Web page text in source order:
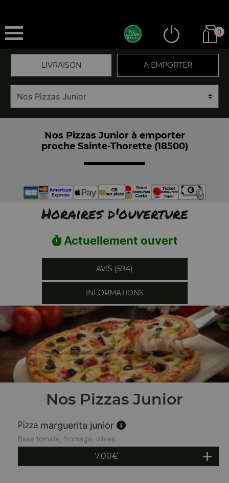
0
LIVRAISON A EMPORTER
Nos Pizzas Junior à emporter
proche Sainte-Thorette (18500)
Horaires d'ouverture
Actuellement ouvert
AVIS (594)
INFORMATIONS
Nos Pizzas Junior
marguerita junior
Base tomate, fromage, olives
7.00€